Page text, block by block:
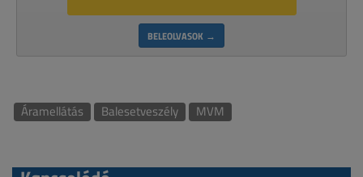
BELEOLVASOK →
Áramellátás Balesetveszély MVM